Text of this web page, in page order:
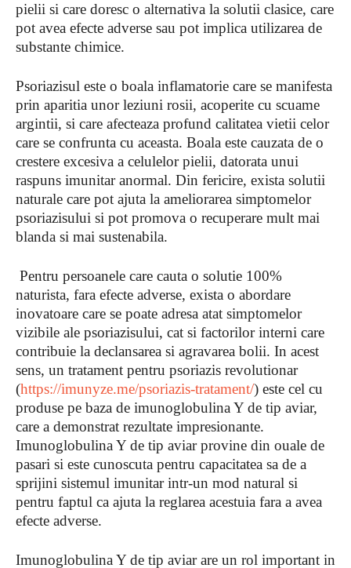
pielii si care doresc o alternativa la solutii clasice, care
pot avea efecte adverse sau pot implica utilizarea de
substante chimice.
Psoriazisul este o boala inflamatorie care se manifesta
prin aparitia unor leziuni rosii, acoperite cu scuame
argintii, si care afecteaza profund calitatea vietii celor
care se confrunta cu aceasta. Boala este cauzata de o
crestere excesiva a celulelor pielii, datorata unui
raspuns imunitar anormal. Din fericire, exista solutii
naturale care pot ajuta la ameliorarea simptomelor
psoriazisului si pot promova o recuperare mult mai
blanda si mai sustenabila.
Pentru persoanele care cauta o solutie 100%
naturista, fara efecte adverse, exista o abordare
inovatoare care se poate adresa atat simptomelor
vizibile ale psoriazisului, cat si factorilor interni care
contribuie la declansarea si agravarea bolii. In acest
sens, un tratament pentru psoriazis revolutionar
(https://imunyze.me/psoriazis-tratament/) este cel cu
produse pe baza de imunoglobulina Y de tip aviar,
care a demonstrat rezultate impresionante.
Imunoglobulina Y de tip aviar provine din ouale de
pasari si este cunoscuta pentru capacitatea sa de a
sprijini sistemul imunitar intr-un mod natural si
pentru faptul ca ajuta la reglarea acestuia fara a avea
efecte adverse.
Imunoglobulina Y de tip aviar are un rol important in